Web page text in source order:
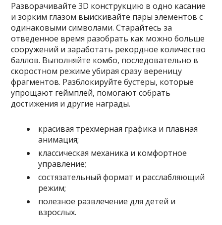
Разворачивайте 3D конструкцию в одно касание
и зорким глазом выискивайте пары элементов с
одинаковыми символами. Старайтесь за
отведенное время разобрать как можно больше
сооружений и заработать рекордное количество
баллов. Выполняйте комбо, последовательно в
скоростном режиме убирая сразу вереницу
фрагментов. Разблокируйте бустеры, которые
упрощают геймплей, помогают собрать
достижения и другие награды.
красивая трехмерная графика и плавная
анимация;
классическая механика и комфортное
управление;
состязательный формат и расслабляющий
режим;
полезное развлечение для детей и
взрослых.